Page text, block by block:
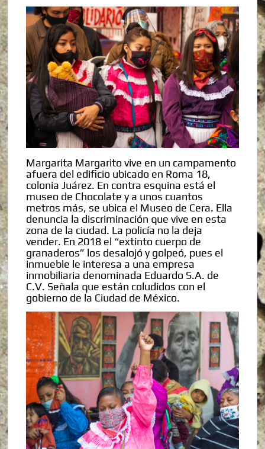
Margarita Margarito vive en un campamento
afuera del edificio ubicado en Roma 18,
colonia Juárez. En contra esquina está el
museo de Chocolate y a unos cuantos
metros más, se ubica el Museo de Cera. Ella
denuncia la discriminación que vive en esta
zona de la ciudad. La policía no la deja
vender. En 2018 el “extinto cuerpo de
granaderos” los desalojó y golpeó, pues el
inmueble le interesa a una empresa
inmobiliaria denominada Eduardo S.A. de
C.V. Señala que están coludidos con el
gobierno de la Ciudad de México.